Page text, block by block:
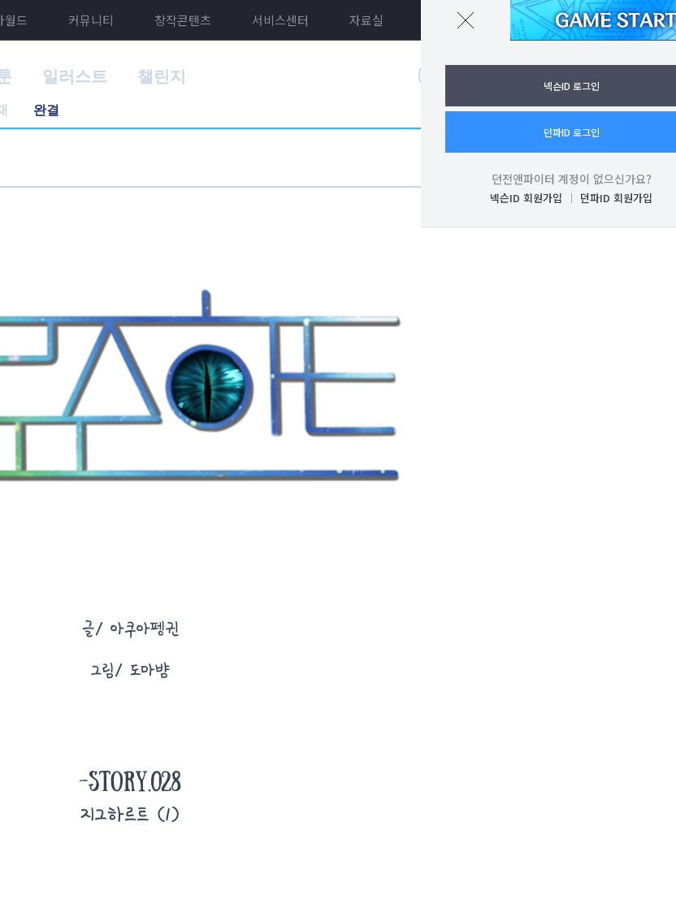
월드 커뮤니티 창작콘텐츠 서비스센터 자료실 던파ON로그인
넥슨ID 로그인
던파ID 로그인
던전앤파이터 계정이 없으신가요?
넥슨ID 회원가입 던파ID 회원가입
완결
일러스트 챌린지